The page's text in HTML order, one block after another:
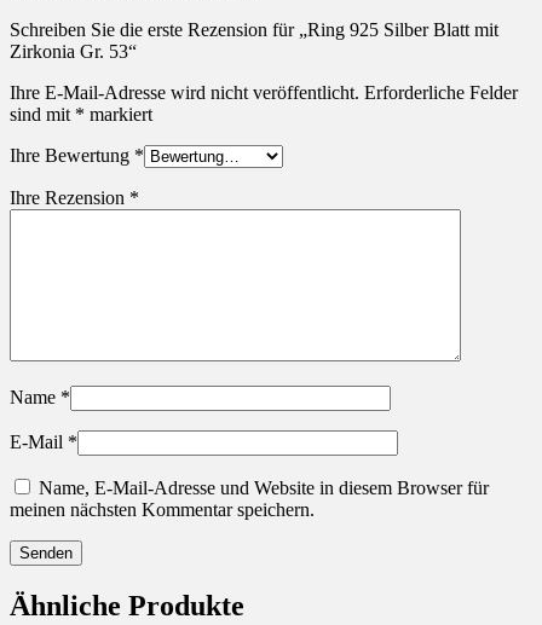
Schreiben Sie die erste Rezension für „Ring 925 Silber Blatt mit
Zirkonia Gr. 53“
Ihre E-Mail-Adresse wird nicht veröffentlicht. Erforderliche Felder
sind mit * markiert
Ihre Bewertung *
Ihre Rezension *
Name *
E-Mail *
Name, E-Mail-Adresse und Website in diesem Browser für
meinen nächsten Kommentar speichern.
Ähnliche Produkte